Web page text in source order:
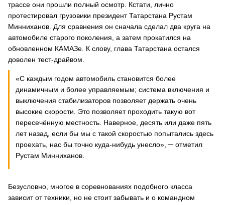
трассе они прошли полный осмотр. Кстати, лично
протестировал грузовики президент Татарстана Рустам
Минниханов. Для сравнения он сначала сделал два круга на
автомобиле старого поколения, а затем прокатился на
обновленном КАМАЗе. К слову, глава Татарстана остался
доволен тест-драйвом.
«С каждым годом автомобиль становится более
динамичным и более управляемым; система включения и
выключения стабилизаторов позволяет держать очень
высокие скорости. Это позволяет проходить такую вот
пересечённую местность. Наверное, десять или даже пять
лет назад, если бы мы с такой скоростью попытались здесь
проехать, нас бы точно куда-нибудь унесло», ─ отметил
Рустам Минниханов.
Безусловно, многое в соревнованиях подобного класса
зависит от техники, но не стоит забывать и о командном